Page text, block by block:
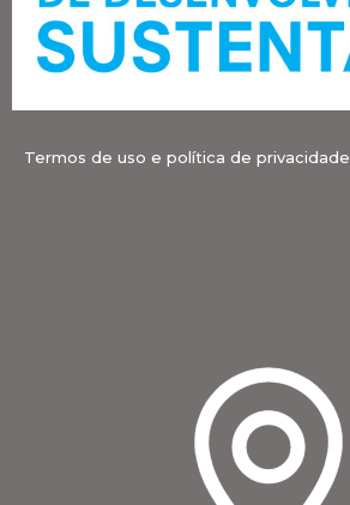
Termos de uso e política de privacidade